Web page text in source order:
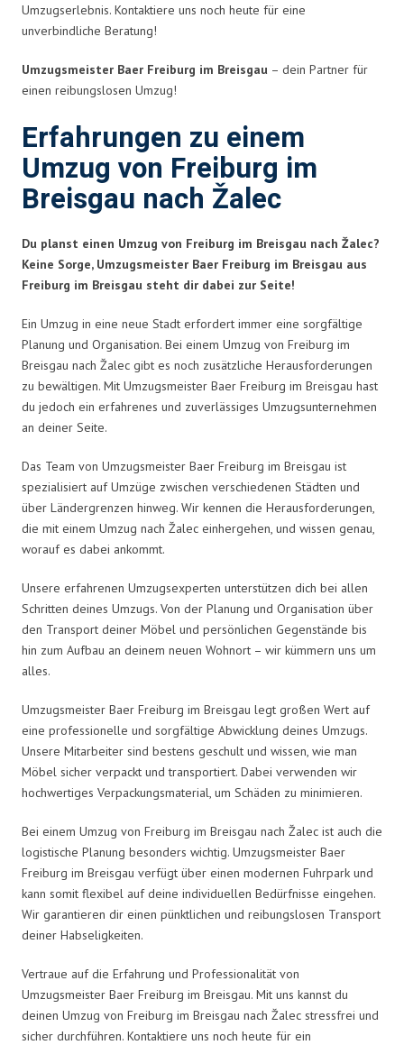
Umzugserlebnis. Kontaktiere uns noch heute für eine
unverbindliche Beratung!
Umzugsmeister Baer Freiburg im Breisgau – dein Partner für
einen reibungslosen Umzug!
Erfahrungen zu einem
Umzug von Freiburg im
Breisgau nach Žalec
Du planst einen Umzug von Freiburg im Breisgau nach Žalec?
Keine Sorge, Umzugsmeister Baer Freiburg im Breisgau aus
Freiburg im Breisgau steht dir dabei zur Seite!
Ein Umzug in eine neue Stadt erfordert immer eine sorgfältige
Planung und Organisation. Bei einem Umzug von Freiburg im
Breisgau nach Žalec gibt es noch zusätzliche Herausforderungen
zu bewältigen. Mit Umzugsmeister Baer Freiburg im Breisgau hast
du jedoch ein erfahrenes und zuverlässiges Umzugsunternehmen
an deiner Seite.
Das Team von Umzugsmeister Baer Freiburg im Breisgau ist
spezialisiert auf Umzüge zwischen verschiedenen Städten und
über Ländergrenzen hinweg. Wir kennen die Herausforderungen,
die mit einem Umzug nach Žalec einhergehen, und wissen genau,
worauf es dabei ankommt.
Unsere erfahrenen Umzugsexperten unterstützen dich bei allen
Schritten deines Umzugs. Von der Planung und Organisation über
den Transport deiner Möbel und persönlichen Gegenstände bis
hin zum Aufbau an deinem neuen Wohnort – wir kümmern uns um
alles.
Umzugsmeister Baer Freiburg im Breisgau legt großen Wert auf
eine professionelle und sorgfältige Abwicklung deines Umzugs.
Unsere Mitarbeiter sind bestens geschult und wissen, wie man
Möbel sicher verpackt und transportiert. Dabei verwenden wir
hochwertiges Verpackungsmaterial, um Schäden zu minimieren.
Bei einem Umzug von Freiburg im Breisgau nach Žalec ist auch die
logistische Planung besonders wichtig. Umzugsmeister Baer
Freiburg im Breisgau verfügt über einen modernen Fuhrpark und
kann somit flexibel auf deine individuellen Bedürfnisse eingehen.
Wir garantieren dir einen pünktlichen und reibungslosen Transport
deiner Habseligkeiten.
Vertraue auf die Erfahrung und Professionalität von
Umzugsmeister Baer Freiburg im Breisgau. Mit uns kannst du
deinen Umzug von Freiburg im Breisgau nach Žalec stressfrei und
sicher durchführen. Kontaktiere uns noch heute für ein